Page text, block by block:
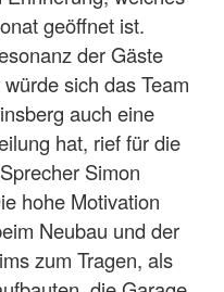
geöffnet ist.
der Gäste
sich das Team
auch eine
hat, rief für die
Simon
hohe Motivation
Neubau und der
zum Tragen, als